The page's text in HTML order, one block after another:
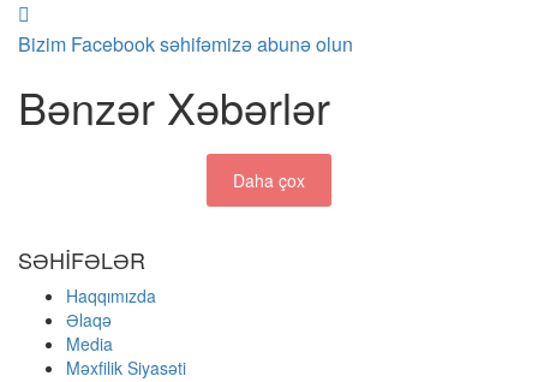
Bizim Facebook səhifəmizə abunə olun
Bənzər Xəbərlər
Daha çox
SƏHİFƏLƏR
Haqqımızda
Əlaqə
Media
Məxfilik Siyasəti